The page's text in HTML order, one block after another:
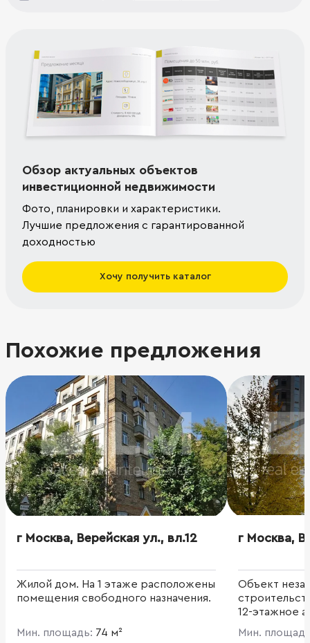
Обзор актуальных объектов
инвестиционной недвижимости
Фото, планировки и характеристики.
Лучшие предложения с гарантированной
доходностью
Хочу получить каталог
Похожие предложения
г Москва, Верейская ул., вл.12
Жилой дом. На 1 этаже расположены
помещения свободного назначения.
Мин. площадь: 74 м²
г Москва,
Объект
12-этажное
здание
м. Полезная
Мин.